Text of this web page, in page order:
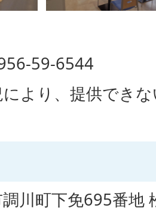
59-6544
により、提供でき
川町下免695番地